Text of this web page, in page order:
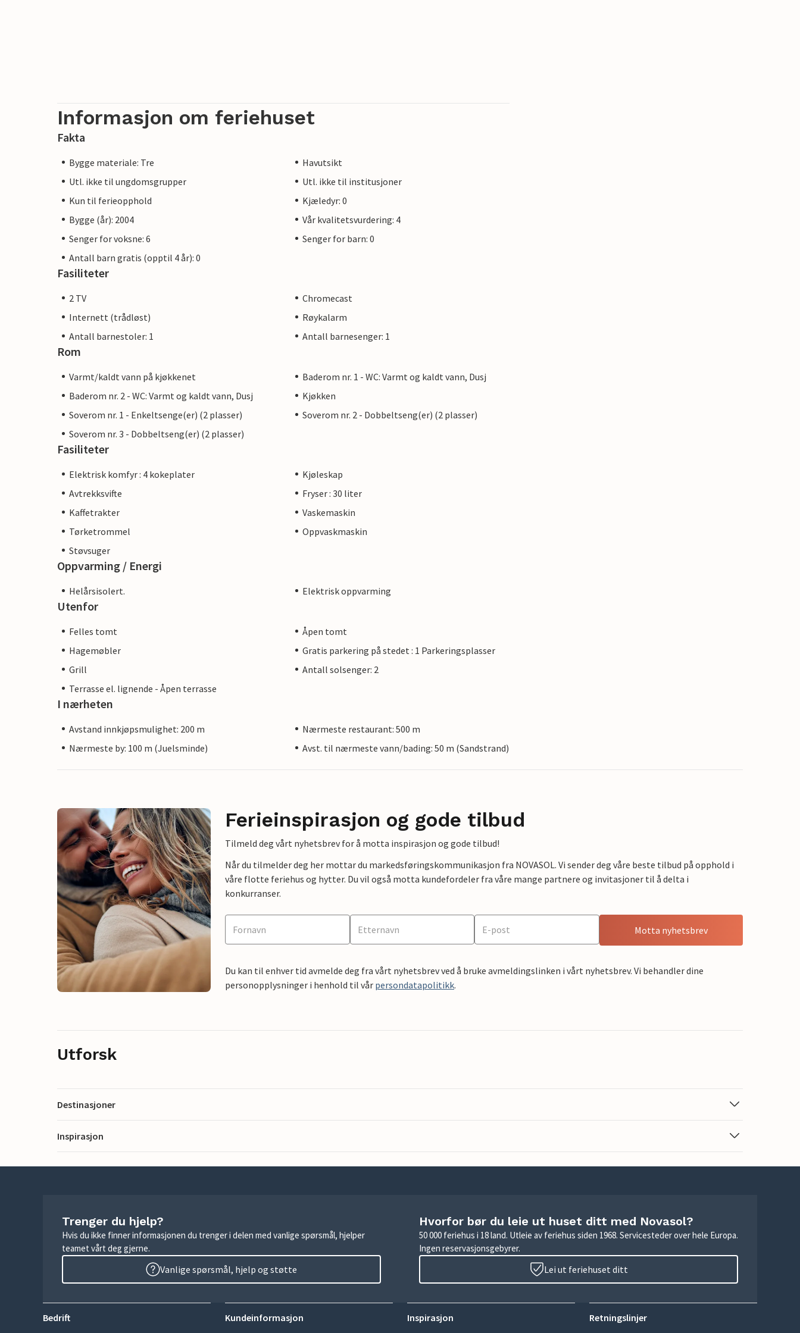
Informasjon om feriehuset
Fakta
Bygge materiale: Tre
Havutsikt
Utl. ikke til ungdomsgrupper
Utl. ikke til institusjoner
Kun til ferieopphold
Kjæledyr: 0
Bygge (år): 2004
Vår kvalitetsvurdering: 4
Senger for voksne: 6
Senger for barn: 0
Antall barn gratis (opptil 4 år): 0
Fasiliteter
2 TV
Chromecast
Internett (trådløst)
Røykalarm
Antall barnestoler: 1
Antall barnesenger: 1
Rom
Varmt/kaldt vann på kjøkkenet
Baderom nr. 1 - WC: Varmt og kaldt vann, Dusj
Baderom nr. 2 - WC: Varmt og kaldt vann, Dusj
Kjøkken
Soverom nr. 1 - Enkeltsenge(er) (2 plasser)
Soverom nr. 2 - Dobbeltseng(er) (2 plasser)
Soverom nr. 3 - Dobbeltseng(er) (2 plasser)
Fasiliteter
Elektrisk komfyr : 4 kokeplater
Kjøleskap
Avtrekksvifte
Fryser : 30 liter
Kaffetrakter
Vaskemaskin
Tørketrommel
Oppvaskmaskin
Støvsuger
Oppvarming / Energi
Helårsisolert. Elektrisk oppvarming
Utenfor
Felles tomt
Åpen tomt
Hagemøbler
Gratis parkering på stedet : 1 Parkeringsplasser
Grill
Antall solsenger: 2
Terrasse el. lignende - Åpen terrasse
I nærheten
Avstand innkjøpsmulighet: 200 m
Nærmeste restaurant: 500 m
Nærmeste by: 100 m (Juelsminde)
Avst. til nærmeste vann/bading: 50 m (Sandstrand)
Ferieinspirasjon og gode tilbud
Tilmeld deg vårt nyhetsbrev for å motta inspirasjon og gode tilbud!
Når du tilmelder deg her mottar du markedsføringskommunikasjon fra NOVASOL. Vi sender deg våre beste tilbud på opphold i
våre flotte feriehus og hytter. Du vil også motta kundefordeler fra våre mange partnere og invitasjoner til å delta i
konkurranser.
Motta nyhetsbrev
Du kan til enhver tid avmelde deg fra vårt nyhetsbrev ved å bruke avmeldingslinken i vårt nyhetsbrev. Vi behandler dine
personopplysninger i henhold til vår persondatapolitikk.
Utforsk
Destinasjoner
Inspirasjon
Trenger du hjelp?
Hvis du ikke finner informasjonen du trenger i delen med vanlige spørsmål, hjelper
teamet vårt deg gjerne.
Vanlige spørsmål, hjelp og støtte
Hvorfor bør du leie ut huset ditt med Novasol?
50 000 feriehus i 18 land. Utleie av feriehus siden 1968. Servicesteder over hele Europa.
Ingen reservasjonsgebyrer.
Lei ut feriehuset ditt
Bedrift Kundeinformasjon Inspirasjon Retningslinjer